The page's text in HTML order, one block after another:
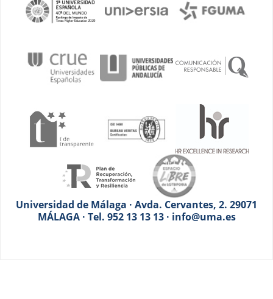
Universidad de Málaga · Avda. Cervantes, 2. 29071
MÁLAGA · Tel. 952 13 13 13 · info@uma.es